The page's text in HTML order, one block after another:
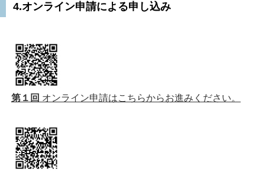
4.オンライン申請による申し込み
第１回 オンライン申請はこちらからお進みください。